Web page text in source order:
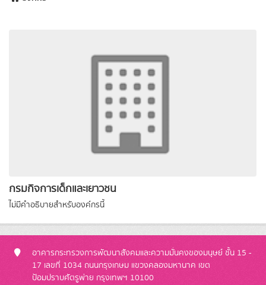
กรมกิจการเด็กและเยาวชน
ไม่มีคำอธิบายสำหรับองค์กรนี้
อาคารกระทรวงการพัฒนาสังคมและความมั่นคงของมนุษย์ ชั้น 15 -
17 เลขที่ 1034 ถนนกรุงเกษม แขวงคลองมหานาค เขต
ป้อมปราบศัตรูพ่าย กรุงเทพฯ 10100